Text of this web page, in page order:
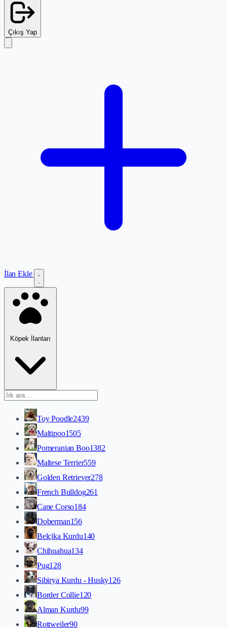
Çıkış Yap
İlan Ekle
Köpek İlanları
Toy Poodle2439
Maltipoo1505
Pomeranian Boo1382
Maltese Terrier559
Golden Retriever278
French Bulldog261
Cane Corso184
Doberman156
Belçika Kurdu140
Chihuahua134
Pug128
Sibirya Kurdu - Husky126
Border Collie120
Alman Kurdu99
Rottweiler90